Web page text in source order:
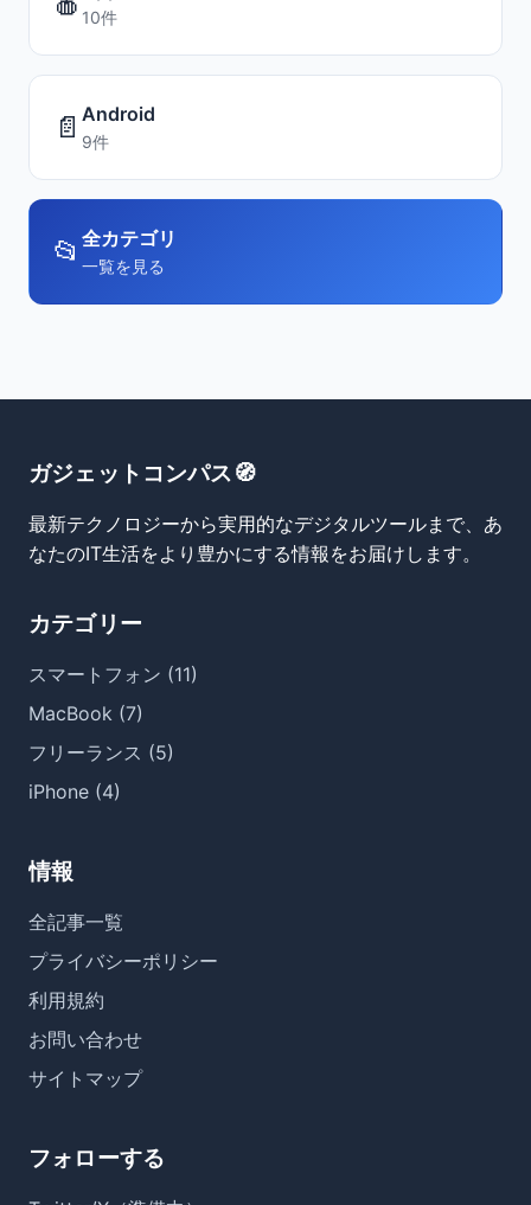
10件
📄 Android
9件
📂 全カテゴリ
一覧を見る
ガジェットコンパス🧭
最新テクノロジーから実用的なデジタルツールまで、あ
なたのIT生活をより豊かにする情報をお届けします。
カテゴリー
スマートフォン (11)
MacBook (7)
フリーランス (5)
iPhone (4)
情報
全記事一覧
プライバシーポリシー
利用規約
お問い合わせ
サイトマップ
フォローする